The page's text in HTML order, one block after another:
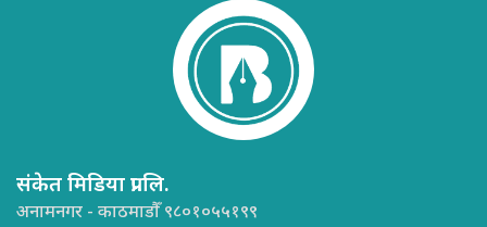
संकेत मिडिया प्रा.लि.
अनामनगर - काठमाडौँ ९८०१०५५१९९